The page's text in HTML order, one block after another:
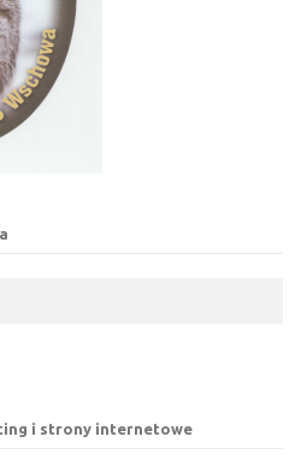
i strony internetowe